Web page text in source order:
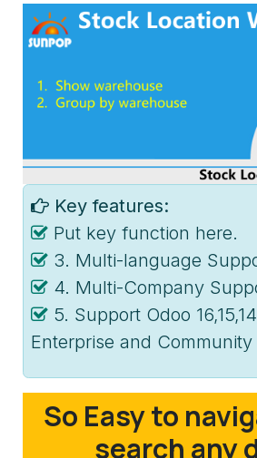
Key features:
Put key function here.
3. Multi-language
4. Multi-Company
5. Support Odoo
Enterprise and Community
So Easy to
search any